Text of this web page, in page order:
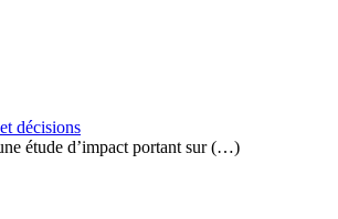
décisions
étude d’impact portant sur (…)